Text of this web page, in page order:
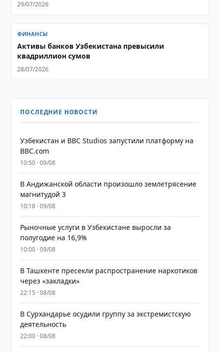
29/07/2026
ФИНАНСЫ
Активы банков Узбекистана превысили
квадриллион сумов
28/07/2026
ПОСЛЕДНИЕ НОВОСТИ
Узбекистан и BBC Studios запустили платформу на
BBC.com
10:50 · 09/08
В Андижанской области произошло землетрясение
магнитудой 3
10:18 · 09/08
Рыночные услуги в Узбекистане выросли за
полугодие на 16,9%
10:00 · 09/08
В Ташкенте пресекли распространение наркотиков
через «закладки»
22:15 · 08/08
В Сурхандарье осудили группу за экстремистскую
деятельность
22:00 · 08/08